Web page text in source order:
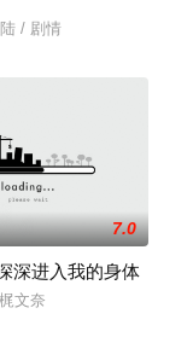
/ 剧情
方法，而一步步踏入在追
7.0
深进入我的身体
文奈